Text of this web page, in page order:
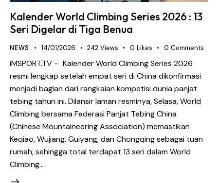
Kalender World Climbing Series 2026 : 13
Seri Digelar di Tiga Benua
NEWS 14/01/2026 242 Views 0 Likes 0 Comments
iMSPORT.TV – Kalender World Climbing Series 2026
resmi lengkap setelah empat seri di China dikonfirmasi
menjadi bagian dari rangkaian kompetisi dunia panjat
tebing tahun ini. Dilansir laman resminya, Selasa, World
Climbing bersama Federasi Panjat Tebing China
(Chinese Mountaineering Association) memastikan
Keqiao, Wujiang, Guiyang, dan Chongqing sebagai tuan
rumah, sehingga total terdapat 13 seri dalam World
Climbing…